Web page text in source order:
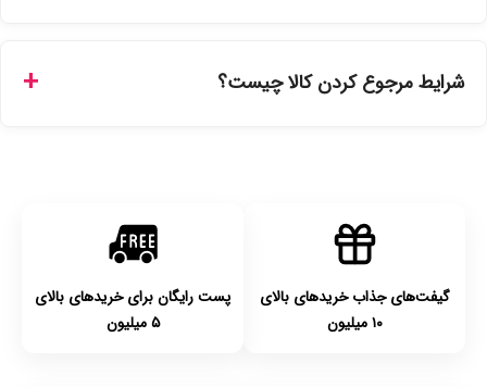
انتخاب کنید و برای شهرستان‌ها بین یک الی ۳ روز کاری از طریق
شرایط مرجوع کردن کالا چیست؟
گیفت‌های جذاب خریدهای بالای
۱۰ میلیون
پست رایگان برای خریدهای بالای
۵ میلیون